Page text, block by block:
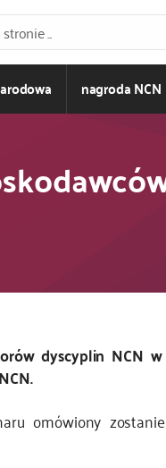
nagroda NCN
dyscyplin NCN
omówiony